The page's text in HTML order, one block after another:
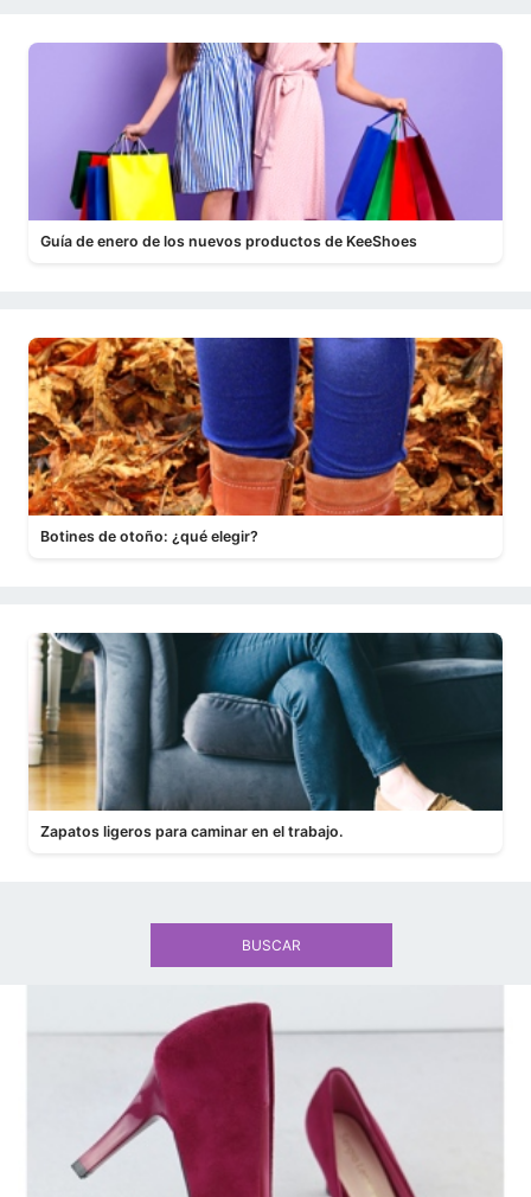
Guía de enero de los nuevos productos de KeeShoes
Botines de otoño: ¿qué elegir?
Zapatos ligeros para caminar en el trabajo.
BUSCAR